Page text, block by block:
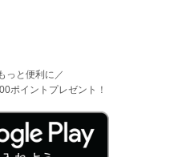
っと便利に／
ポイントプレゼント！